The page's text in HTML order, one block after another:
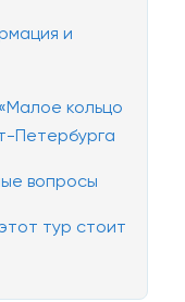
и
кольцо
Петербурга
вопросы
тур стоит